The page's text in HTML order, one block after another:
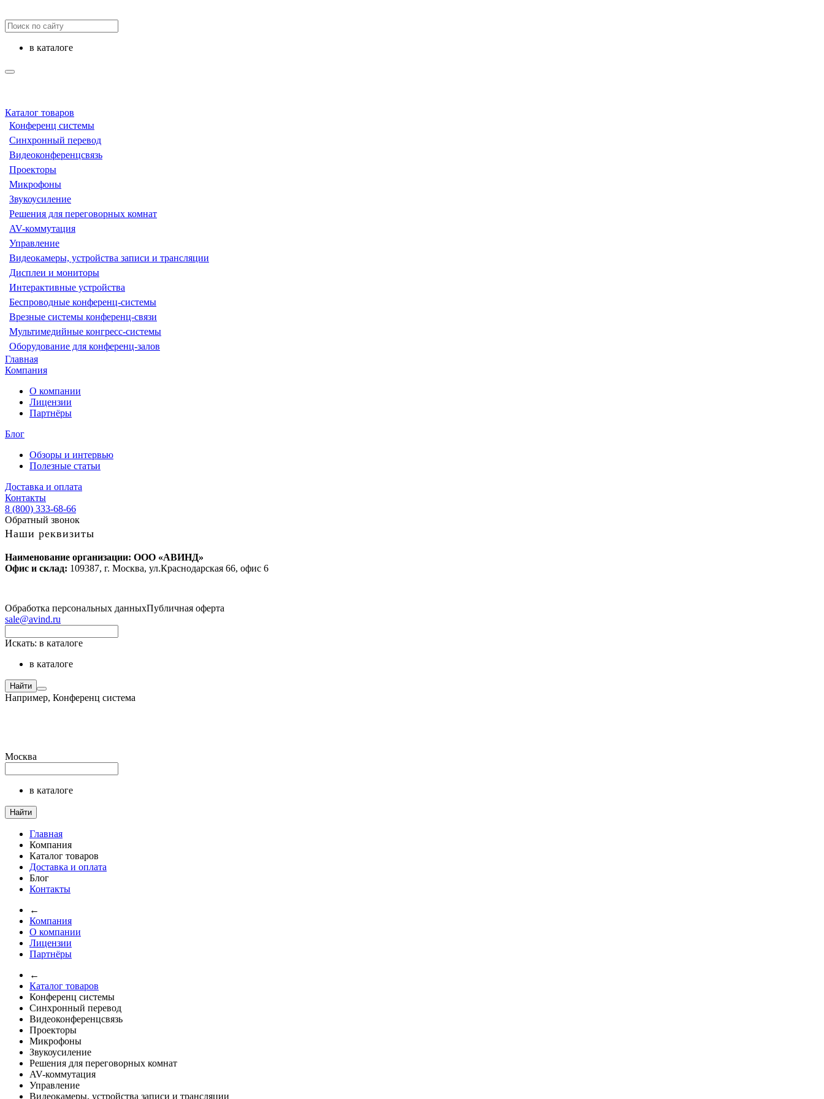
в каталоге
Каталог товаров
Конференц системы
Синхронный перевод
Видеоконференцсвязь
Проекторы
Микрофоны
Звукоусиление
Решения для переговорных комнат
AV-коммутация
Управление
Видеокамеры, устройства записи и трансляции
Дисплеи и мониторы
Интерактивные устройства
Беспроводные конференц-системы
Врезные системы конференц-связи
Мультимедийные конгресс-системы
Оборудование для конференц-залов
Главная
Компания
О компании
Лицензии
Партнёры
Блог
Обзоры и интервью
Полезные статьи
Доставка и оплата
Контакты
8 (800) 333-68-66
Обратный звонок
Наши реквизиты
Наименование организации: ООО «АВИНД»
Офис и склад: 109387, г. Москва, ул.Краснодарская 66, офис 6
Обработка персональных данныхПубличная оферта
sale@avind.ru
Искать: в каталоге
в каталоге
Найти
Например, Конференц система
Москва
в каталоге
Найти
Главная
Компания
Каталог товаров
Доставка и оплата
Блог
Контакты
←
Компания
О компании
Лицензии
Партнёры
←
Каталог товаров
Конференц системы
Синхронный перевод
Видеоконференцсвязь
Проекторы
Микрофоны
Звукоусиление
Решения для переговорных комнат
AV-коммутация
Управление
Видеокамеры, устройства записи и трансляции